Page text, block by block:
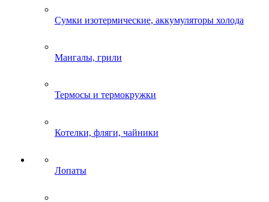
Сумки изотермические, аккумуляторы холода
Мангалы, грили
Термосы и термокружки
Котелки, фляги, чайники
Лопаты